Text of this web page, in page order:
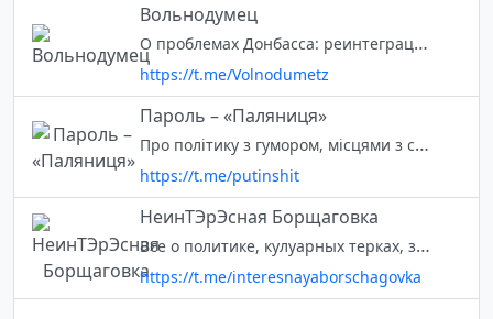
Вольнодумец
О проблемах Донбасса: реинтеграция, экономика, политика и другое на временно оккупированнных территориях
https://t.me/Volnodumetz
Пароль – «Паляниця»
Про політику з гумором, місцями з сарказмом! 🗿 @rtrlgvch
https://t.me/putinshit
НеинТЭрЭсная Борщаговка
Все о политике, кулуарных терках, земельных договорняках и жизни Борщаговской ОТГ. Сделаем ее «инТЭрЭсной» для власти. Для связи: 👇🏻
https://t.me/interesnayaborschagovka